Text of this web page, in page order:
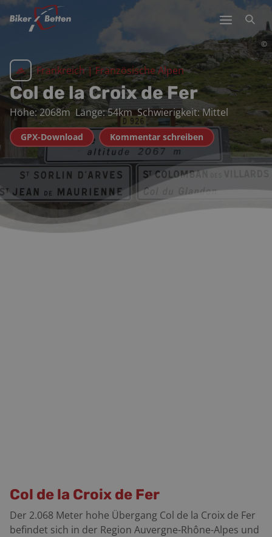
©
Frankreich|Französische Alpen
Col de la Croix de Fer
Höhe:2068m Länge:54km Schwierigkeit:Mittel
GPX-Download Kommentar schreiben
Col de la Croix de Fer
Der 2.068 Meter hohe Übergang Col de la Croix de Fer
befindet sich in der Region Auvergne-Rhône-Alpes und